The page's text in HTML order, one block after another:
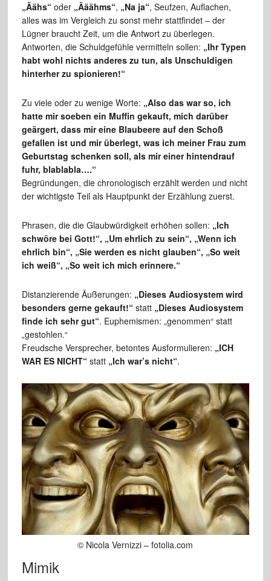
„Äähs“ oder „Ääähms“, „Na ja“, Seufzen, Auflachen,
alles was im Vergleich zu sonst mehr stattfindet – der
Lügner braucht Zeit, um die Antwort zu überlegen.
Antworten, die Schuldgefühle vermitteln sollen: „Ihr Typen
habt wohl nichts anderes zu tun, als Unschuldigen
hinterher zu spionieren!“
Zu viele oder zu wenige Worte: „Also das war so, ich
hatte mir soeben ein Muffin gekauft, mich darüber
geärgert, dass mir eine Blaubeere auf den Schoß
gefallen ist und mir überlegt, was ich meiner Frau zum
Geburtstag schenken soll, als mir einer hintendrauf
fuhr, blablabla….“
Begründungen, die chronologisch erzählt werden und nicht
der wichtigste Teil als Hauptpunkt der Erzählung zuerst.
Phrasen, die die Glaubwürdigkeit erhöhen sollen: „Ich
schwöre bei Gott!“, „Um ehrlich zu sein“, „Wenn ich
ehrlich bin“, „Sie werden es nicht glauben“, „So weit
ich weiß“, „So weit ich mich erinnere.“
Distanzierende Äußerungen: „Dieses Audiosystem wird
besonders gerne gekauft!“ statt „Dieses Audiosystem
finde ich sehr gut“. Euphemismen: „genommen“ statt
„gestohlen.“
Freudsche Versprecher, betontes Ausformulieren: „ICH
WAR ES NICHT“ statt „Ich war’s nicht“.
© Nicola Vernizzi – fotolia.com
Mimik